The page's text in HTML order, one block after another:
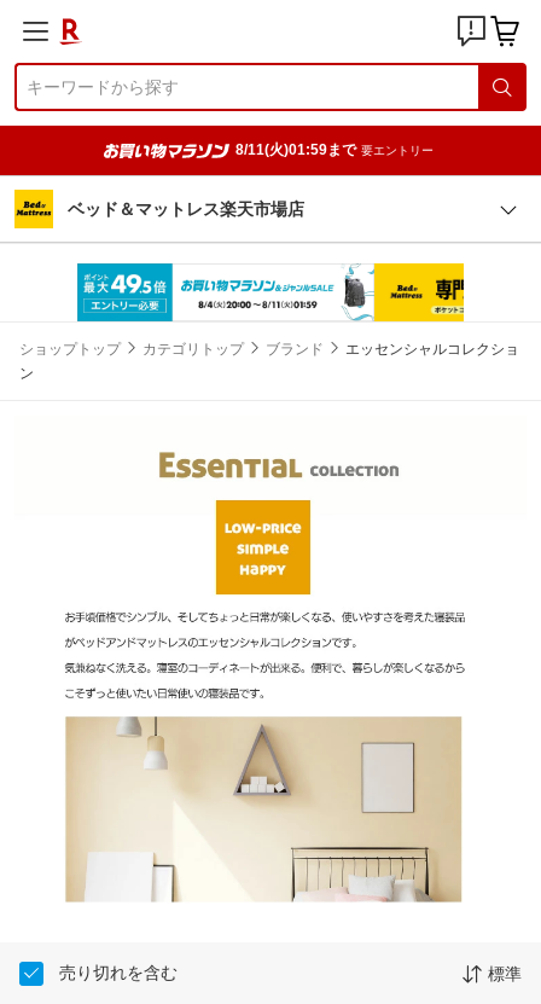
8/11(火)01:59まで 要エントリー
ベッド＆マットレス楽天市場店
ショップトップ カテゴリトップ ブランド
エッセンシャルコレクショ
ン
売り切れを含む 標準